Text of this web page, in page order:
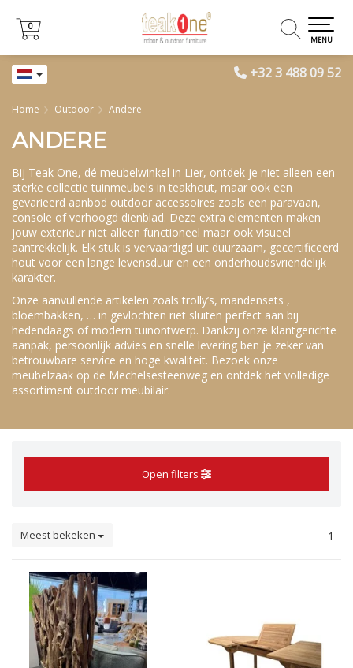
+32 3 488 09 52
0
0
MENU
Home Outdoor Andere
ANDERE
Bij Teak One, dé meubelwinkel in Lier, ontdek je niet alleen een
sterke collectie tuinmeubels in teakhout, maar ook een
gevarieerd aanbod outdoor accessoires zoals een paravaan,
console of verhoogd dienblad. Deze extra elementen maken
jouw exterieur niet alleen functioneel maar ook visueel
aantrekkelijk. Elk stuk is vervaardigd uit duurzaam, gecertificeerd
hout voor een lange levensduur en een onderhoudsvriendelijk
karakter.
Onze aanvullende artikelen zoals trolly’s, mandensets ,
bloembakken, … in gevlochten riet sluiten perfect aan bij
hedendaags of modern tuinontwerp. Dankzij onze klantgerichte
aanpak, persoonlijk advies en snelle levering ben je zeker van
betrouwbare service en hoge kwaliteit. Bezoek onze
meubelzaak op de Mechelsesteenweg en ontdek het volledige
assortiment outdoor meubilair.
Open filters
Meest bekeken 1